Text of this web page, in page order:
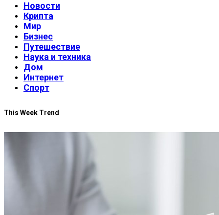
Новости
Крипта
Мир
Бизнес
Путешествие
Наука и техника
Дом
Интернет
Спорт
This Week Trend